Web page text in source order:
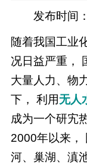
发布时间
随着我国工业
况日益严重，
大量人力、物
下， 利用无人
成为一个研宄
2000年以来，
河、巢湖、滇